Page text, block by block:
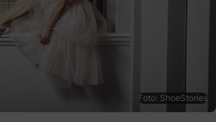
Foto: ShoeStories